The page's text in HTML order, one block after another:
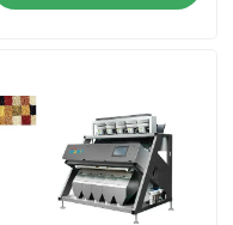
منتجات
جولة في المعمل